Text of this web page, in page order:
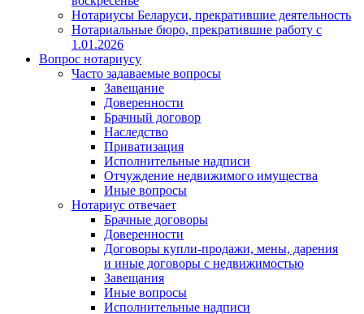
Нотариусы Беларуси, прекратившие деятельность
Нотариальные бюро, прекратившие работу с
1.01.2026
Вопрос нотариусу
Часто задаваемые вопросы
Завещание
Доверенности
Брачный договор
Наследство
Приватизация
Исполнительные надписи
Отчуждение недвижимого имущества
Иные вопросы
Нотариус отвечает
Брачные договоры
Доверенности
Договоры купли-продажи, мены, дарения
и иные договоры с недвижимостью
Завещания
Иные вопросы
Исполнительные надписи